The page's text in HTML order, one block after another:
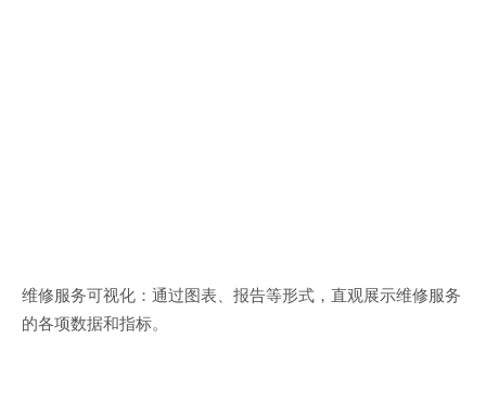
维修服务可视化：通过图表、报告等形式，直观展示维修服务
的各项数据和指标。